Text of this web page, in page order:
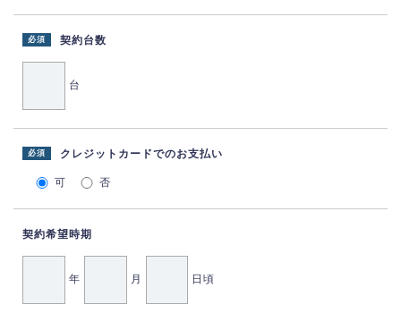
契約台数
必須
台
クレジットカードでのお支払い
必須
可 否
契約希望時期
年 月 日頃